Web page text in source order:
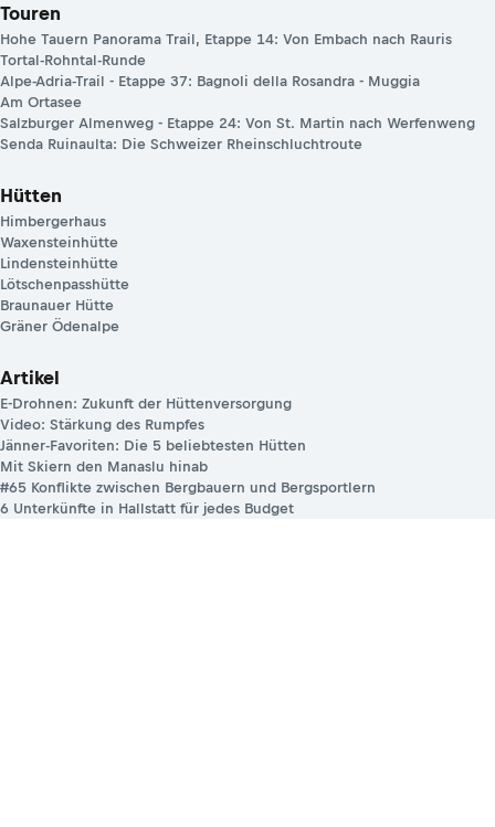
Touren
Hohe Tauern Panorama Trail, Etappe 14: Von Embach nach Rauris
Tortal-Rohntal-Runde
Alpe-Adria-Trail - Etappe 37: Bagnoli della Rosandra - Muggia
Am Ortasee
Salzburger Almenweg - Etappe 24: Von St. Martin nach Werfenweng
Senda Ruinaulta: Die Schweizer Rheinschluchtroute
Hütten
Himbergerhaus
Waxensteinhütte
Lindensteinhütte
Lötschenpasshütte
Braunauer Hütte
Gräner Ödenalpe
Artikel
E-Drohnen: Zukunft der Hüttenversorgung
Video: Stärkung des Rumpfes
Jänner-Favoriten: Die 5 beliebtesten Hütten
Mit Skiern den Manaslu hinab
#65 Konflikte zwischen Bergbauern und Bergsportlern
6 Unterkünfte in Hallstatt für jedes Budget